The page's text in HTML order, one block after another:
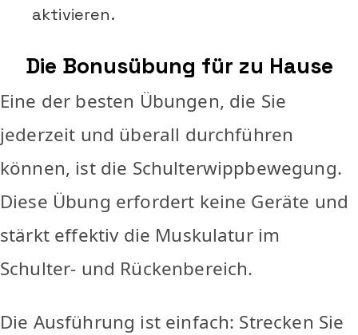
aktivieren.
Die Bonusübung für zu Hause
Eine der besten Übungen, die Sie
jederzeit und überall durchführen
können, ist die Schulterwippbewegung.
Diese Übung erfordert keine Geräte und
stärkt effektiv die Muskulatur im
Schulter- und Rückenbereich.
Die Ausführung ist einfach: Strecken Sie